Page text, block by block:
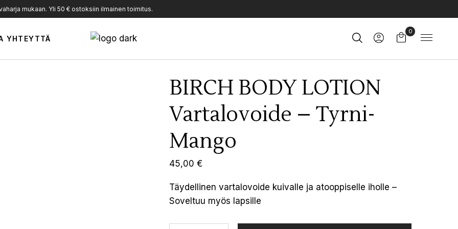
mukaan. Yli 50 € ostoksiin ilmainen toimitus.
YHTEYTTÄ
0
BIRCH BODY LOTION
Vartalovoide – Tyrni-
Mango
45,00 €
Täydellinen vartalovoide kuivalle ja atooppiselle iholle –
Soveltuu myös lapsille